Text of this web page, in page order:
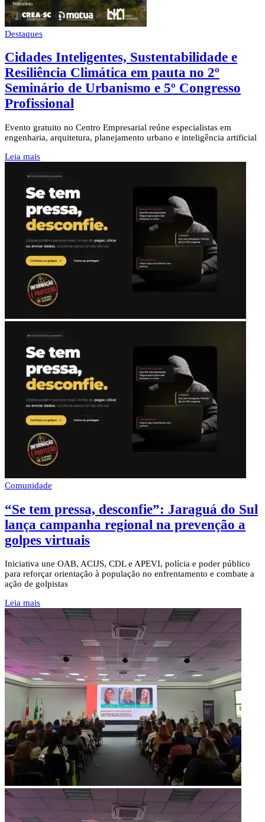
Destaques
Cidades Inteligentes, Sustentabilidade e
Resiliência Climática em pauta no 2º
Seminário de Urbanismo e 5º Congresso
Profissional
Evento gratuito no Centro Empresarial reúne especialistas em
engenharia, arquitetura, planejamento urbano e inteligência artificial
Leia mais
Comunidade
“Se tem pressa, desconfie”: Jaraguá do Sul
lança campanha regional na prevenção a
golpes virtuais
Iniciativa une OAB, ACIJS, CDL e APEVI, polícia e poder público
para reforçar orientação à população no enfrentamento e combate a
ação de golpistas
Leia mais